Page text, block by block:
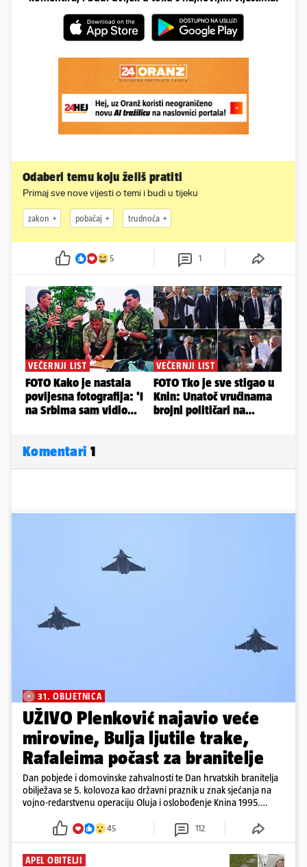
Odaberi temu koju želiš pratiti
Primaj sve nove vijesti o temi i budi u tijeku
zakon pobačaj trudnoća
5 1
Komentari 1
31. OBLJETNICA
UŽIVO Plenković najavio veće
mirovine, Bulja ljutile trake,
Rafaleima počast za branitelje
Dan pobjede i domovinske zahvalnosti te Dan hrvatskih branitelja
obilježava se 5. kolovoza kao državni praznik u znak sjećanja na
vojno-redarstvenu operaciju Oluja i oslobođenje Knina 1995.
45 112
APEL OBITELJI